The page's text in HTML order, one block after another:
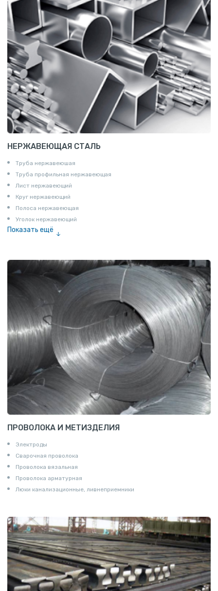
НЕРЖАВЕЮЩАЯ СТАЛЬ
Труба нержавеюшая
Труба профильная нержавеющая
Лист нержавеющий
Круг нержавеющий
Полоса нержавеющая
Уголок нержавеющий
Показать ещё
ПРОВОЛОКА И МЕТИЗДЕЛИЯ
Электроды
Сварочная проволока
Проволока вязальная
Проволока арматурная
Люки канализационные, ливнеприемники